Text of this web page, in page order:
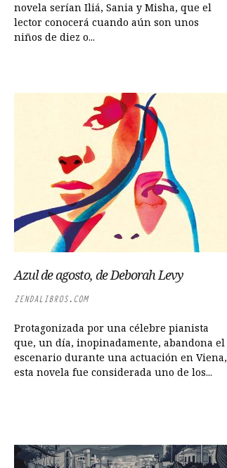
novela serían Iliá, Sania y Misha, que el
lector conocerá cuando aún son unos
niños de diez o...
Azul de agosto, de Deborah Levy
ZENDALIBROS.COM
Protagonizada por una célebre pianista
que, un día, inopinadamente, abandona el
escenario durante una actuación en Viena,
esta novela fue considerada uno de los...